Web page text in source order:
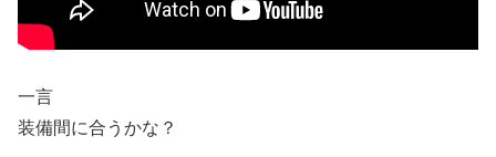
一言
装備間に合うかな？